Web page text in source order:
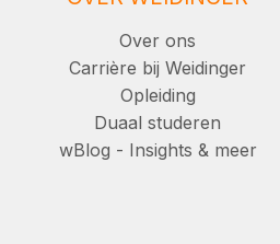
Over ons
Carrière bij Weidinger
Opleiding
Duaal studeren
wBlog - Insights & meer